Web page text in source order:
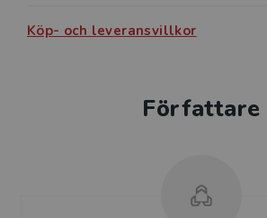
Köp- och leveransvillkor
Författare